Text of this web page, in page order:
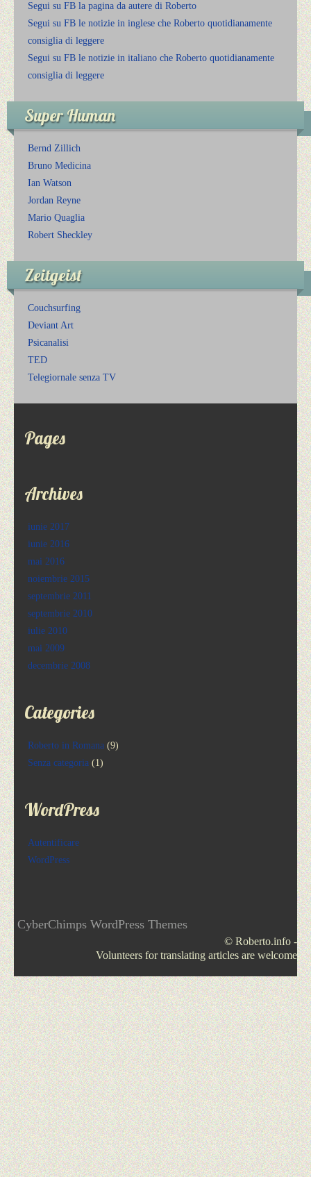
Segui su FB la pagina da autere di Roberto
Segui su FB le notizie in inglese che Roberto quotidianamente
consiglia di leggere
Segui su FB le notizie in italiano che Roberto quotidianamente
consiglia di leggere
Super Human
Bernd Zillich
Bruno Medicina
Ian Watson
Jordan Reyne
Mario Quaglia
Robert Sheckley
Zeitgeist
Couchsurfing
Deviant Art
Psicanalisi
TED
Telegiornale senza TV
Pages
Archives
iunie 2017
iunie 2016
mai 2016
noiembrie 2015
septembrie 2011
septembrie 2010
iulie 2010
mai 2009
decembrie 2008
Categories
Roberto in Romana (9)
Senza categoria (1)
WordPress
Autentificare
WordPress
CyberChimps WordPress Themes
© Roberto.info -
Volunteers for translating articles are welcome